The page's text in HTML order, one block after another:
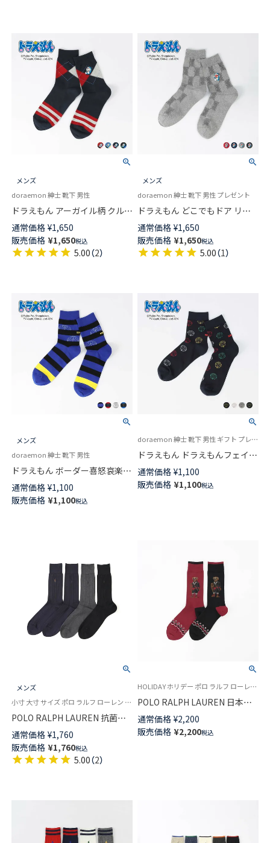
メンズ
doraemon 紳士 靴下 男性
ドラえもん アーガイル柄 クル
ー丈 カジュアル ソックス メン
ズ 日本製 02462117
通常価格 ¥1,650
販売価格 ¥1,650税込
5.00（2）
メンズ
doraemon 紳士 靴下 男性 プレゼント
ドラえもん どこでもドア リン
クス クルー丈 カジュアル ソッ
クス メンズ 日本製 02462116
通常価格 ¥1,650
販売価格 ¥1,650税込
5.00（1）
メンズ
doraemon 紳士 靴下 男性
ドラえもん ボーダー喜怒哀楽
ドラえもん クルー丈 カジュア
ル ソックス メンズ 02462115
通常価格 ¥1,100
販売価格 ¥1,100税込
doraemon 紳士 靴下 男性 ギフト プレゼント
ドラえもん ドラえもんフェイス
ドット クルー丈 カジュアル ソ
ックス メンズ 02462114
通常価格 ¥1,100
販売価格 ¥1,100税込
メンズ
小寸 大寸 サイズ ポロ ラルフ ローレン 25FW
POLO RALPH LAUREN 抗菌防
臭 センター リンクス ワンポイ
ント刺しゅう クルー丈 ビジネ
ス ソックス メンズ【24-25cm】
【25-26cm】【27-28cm】
通常価格 ¥1,760
販売価格 ¥1,760税込
5.00（2）
HOLIDAY ホリデー ポロ ラルフ ローレン 紳士 靴下 25FW
POLO RALPH LAUREN 日本製
オーガニックコットン混 ホリデ
ーベア クルー丈 カジュアル メ
ンズ ソックス 02012503
通常価格 ¥2,200
販売価格 ¥2,200税込